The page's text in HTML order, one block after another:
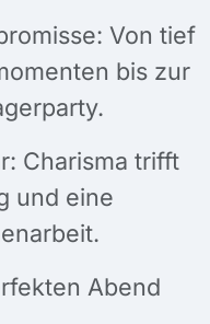
Von tief
bis zur
Charisma trifft
und eine
Abend